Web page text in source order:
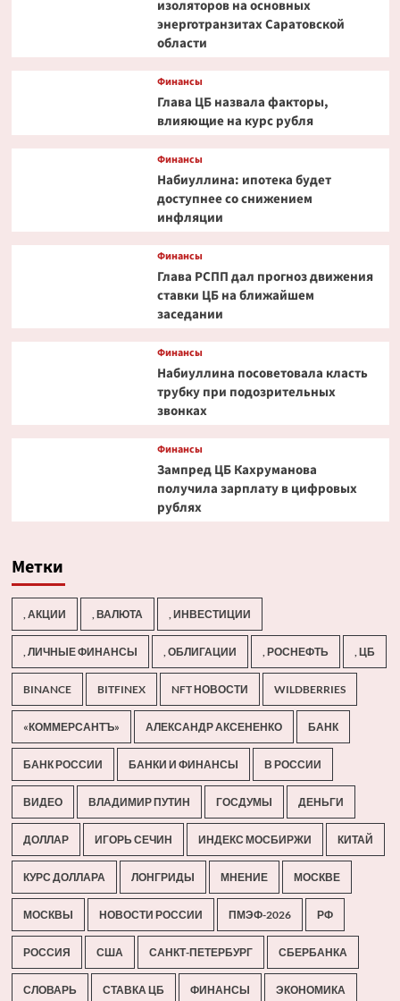
изоляторов на основных
энерготранзитах Саратовской
области
Финансы
Глава ЦБ назвала факторы,
влияющие на курс рубля
Финансы
Набиуллина: ипотека будет
доступнее со снижением
инфляции
Финансы
Глава РСПП дал прогноз движения
ставки ЦБ на ближайшем
заседании
Финансы
Набиуллина посоветовала класть
трубку при подозрительных
звонках
Финансы
Зампред ЦБ Кахруманова
получила зарплату в цифровых
рублях
Метки
, АКЦИИ , ВАЛЮТА , ИНВЕСТИЦИИ
, ЛИЧНЫЕ ФИНАНСЫ , ОБЛИГАЦИИ , РОСНЕФТЬ , ЦБ
BINANCE BITFINEX NFT НОВОСТИ WILDBERRIES
«КОММЕРСАНТЪ» АЛЕКСАНДР АКСЕНЕНКО БАНК
БАНК РОССИИ БАНКИ И ФИНАНСЫ В РОССИИ
ВИДЕО ВЛАДИМИР ПУТИН ГОСДУМЫ ДЕНЬГИ
ДОЛЛАР ИГОРЬ СЕЧИН ИНДЕКС МОСБИРЖИ КИТАЙ
КУРС ДОЛЛАРА ЛОНГРИДЫ МНЕНИЕ МОСКВЕ
МОСКВЫ НОВОСТИ РОССИИ ПМЭФ-2026 РФ
РОССИЯ США САНКТ-ПЕТЕРБУРГ СБЕРБАНКА
СЛОВАРЬ СТАВКА ЦБ ФИНАНСЫ ЭКОНОМИКА